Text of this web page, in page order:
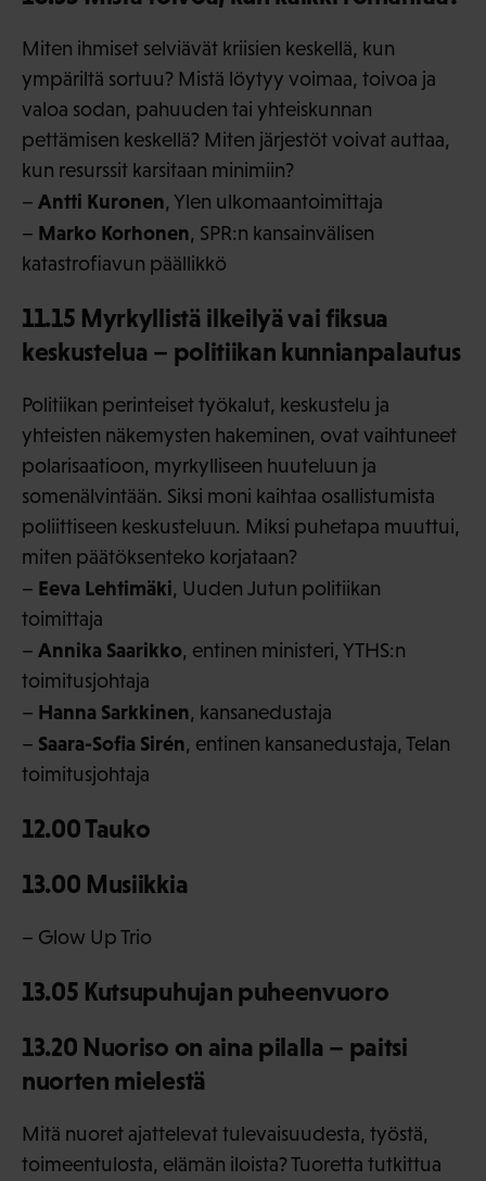
Miten ihmiset selviävät kriisien keskellä, kun
ympäriltä sortuu? Mistä löytyy voimaa, toivoa ja
valoa sodan, pahuuden tai yhteiskunnan
pettämisen keskellä? Miten järjestöt voivat auttaa,
kun resurssit karsitaan minimiin?
– Antti Kuronen, Ylen ulkomaantoimittaja
– Marko Korhonen, SPR:n kansainvälisen
katastrofiavun päällikkö
11.15 Myrkyllistä ilkeilyä vai fiksua
keskustelua – politiikan kunnianpalautus
Politiikan perinteiset työkalut, keskustelu ja
yhteisten näkemysten hakeminen, ovat vaihtuneet
polarisaatioon, myrkylliseen huuteluun ja
somenälvintään. Siksi moni kaihtaa osallistumista
poliittiseen keskusteluun. Miksi puhetapa muuttui,
miten päätöksenteko korjataan?
– Eeva Lehtimäki, Uuden Jutun politiikan
toimittaja
– Annika Saarikko, entinen ministeri, YTHS:n
toimitusjohtaja
– Hanna Sarkkinen, kansanedustaja
– Saara-Sofia Sirén, entinen kansanedustaja, Telan
toimitusjohtaja
12.00 Tauko
13.00 Musiikkia
– Glow Up Trio
13.05 Kutsupuhujan puheenvuoro
13.20 Nuoriso on aina pilalla – paitsi
nuorten mielestä
Mitä nuoret ajattelevat tulevaisuudesta, työstä,
toimeentulosta, elämän iloista? Tuoretta tutkittua